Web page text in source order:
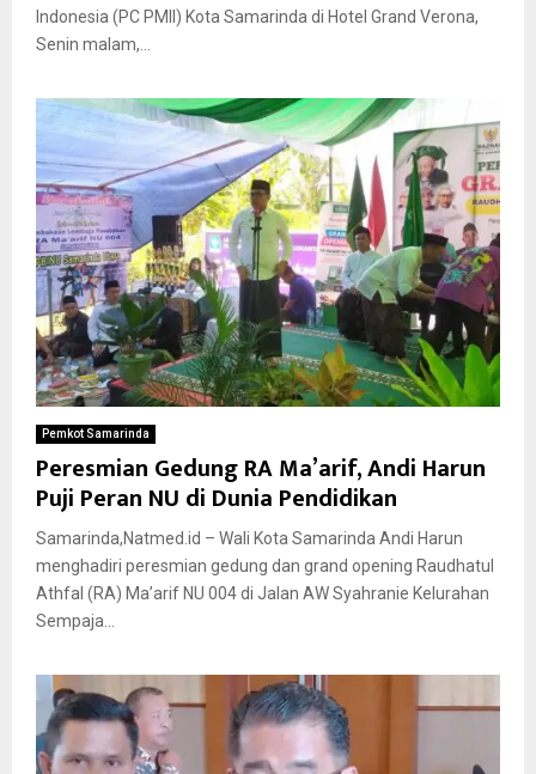
Indonesia (PC PMII) Kota Samarinda di Hotel Grand Verona,
Senin malam,...
Pemkot Samarinda
Peresmian Gedung RA Ma’arif, Andi Harun
Puji Peran NU di Dunia Pendidikan
Samarinda,Natmed.id – Wali Kota Samarinda Andi Harun
menghadiri peresmian gedung dan grand opening Raudhatul
Athfal (RA) Ma’arif NU 004 di Jalan AW Syahranie Kelurahan
Sempaja...